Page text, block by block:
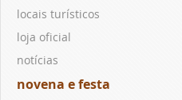
locais turísticos
loja oficial
notícias
novena e festa